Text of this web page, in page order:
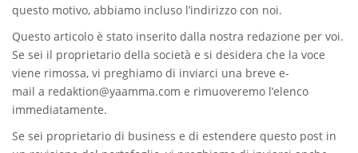
questo motivo, abbiamo incluso l’indirizzo con noi.
Questo articolo è stato inserito dalla nostra redazione per voi.
Se sei il proprietario della società e si desidera che la voce
viene rimossa, vi preghiamo di inviarci una breve e-
mail a redaktion@yaamma.com e rimuoveremo l’elenco
immediatamente.
Se sei proprietario di business e di estendere questo post in